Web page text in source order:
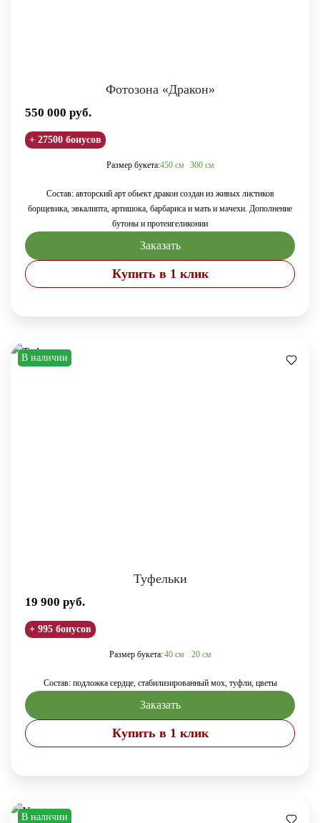
Фотозона «Дракон»
550 000 руб.
+ 27500 бонусов
Размер букета:450 см 300 см
Состав: авторский арт обьект дракон создан из живых листиков
борщевика, эвкалипта, артишока, барбариса и мать и мачехи. Дополнение
бутоны и протеигеликонии
Заказать
Купить в 1 клик
В наличии
Туфельки
19 900 руб.
+ 995 бонусов
Размер букета:40 см 20 см
Состав: подложка сердце, стабилизированный мох, туфли, цветы
Заказать
Купить в 1 клик
В наличии